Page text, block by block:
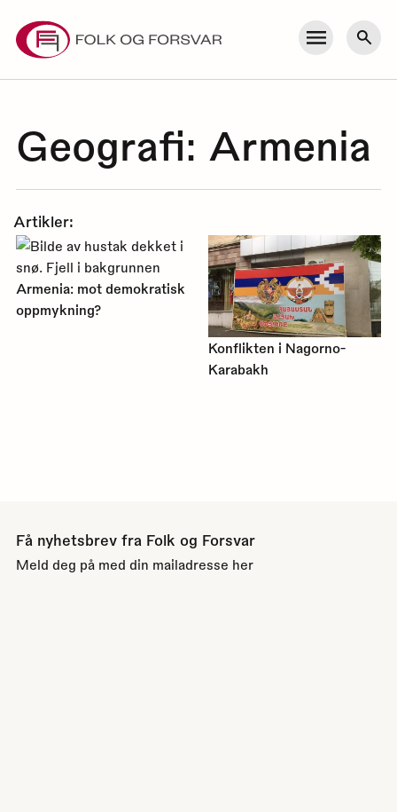
content
Meny Søk
Geografi: Armenia
Artikler:
Armenia: mot demokratisk
oppmykning?
Konflikten i Nagorno-
Karabakh
Få nyhetsbrev fra Folk og Forsvar
Meld deg på med din mailadresse her